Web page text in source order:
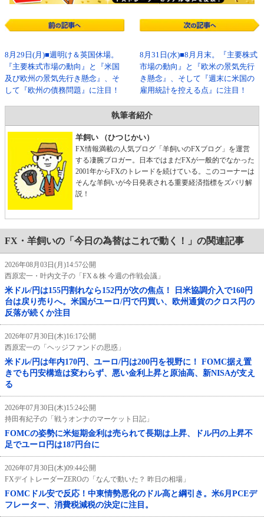
8月29日(月)■週明け＆英国休場。
『主要株式市場の動向』と『米国
及び欧州の景気先行き懸念』、そ
して『欧州の債務問題』に注目！
8月31日(水)■8月月末。『主要株式
市場の動向』と『欧米の景気先行
き懸念』、そして『週末に米国の
雇用統計を控える点』に注目！
執筆者紹介
羊飼い （ひつじかい）
FX情報満載の人気ブログ「羊飼いのFXブログ」を運営
する凄腕ブロガー。日本ではまだFXが一般的でなかった
2001年からFXのトレードを続けている。このコーナーは
そんな羊飼いが今日発表される重要経済指標をズバリ解
説！
FX・羊飼いの「今日の為替はこれで動く！」の関連記事
2026年08月03日(月)14:57公開
西原宏一・叶内文子の「FX＆株 今週の作戦会議」
米ドル/円は155円割れなら152円が次の焦点！ 日米協調介入で160円
台は戻り売りへ。米国がユーロ/円で円買い、欧州通貨のクロス円の
反落が続くか注目
2026年07月30日(木)16:17公開
西原宏一の「ヘッジファンドの思惑」
米ドル/円は年内170円、ユーロ/円は200円を視野に！ FOMC据え置
きでも円安構造は変わらず、悪い金利上昇と原油高、新NISAが支え
る
2026年07月30日(木)15:24公開
持田有紀子の「戦うオンナのマーケット日記」
FOMCの姿勢に米短期金利は売られて長期は上昇、ドル円の上昇不
足でユーロ円は187円台に
2026年07月30日(木)09:44公開
FXデイトレーダーZEROの「なんで動いた？ 昨日の相場」
FOMCドル安で反応！中東情勢悪化のドル高と綱引き。米6月PCEデ
フレーター、消費税減税の決定に注目。